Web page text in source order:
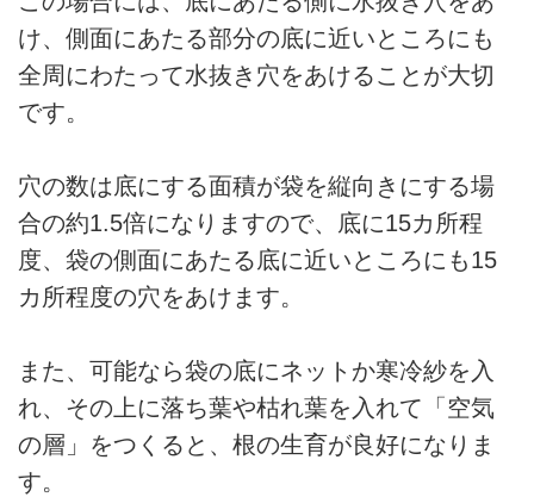
け、側面にあたる部分の底に近いところにも
全周にわたって水抜き穴をあけることが大切
です。
穴の数は底にする面積が袋を縦向きにする場
合の約1.5倍になりますので、底に15カ所程
度、袋の側面にあたる底に近いところにも15
カ所程度の穴をあけます。
また、可能なら袋の底にネットか寒冷紗を入
れ、その上に落ち葉や枯れ葉を入れて「空気
の層」をつくると、根の生育が良好になりま
す。